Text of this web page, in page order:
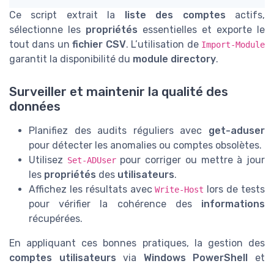
Ce script extrait la liste des comptes actifs,
sélectionne les propriétés essentielles et exporte le
tout dans unfichier CSV. L’utilisation de Import-Module
garantit la disponibilité du module directory.
Surveiller et maintenir la qualité des
données
Planifiez des audits réguliers avec get-aduser
pour détecter les anomalies ou comptes obsolètes.
Utilisez Set-ADUserpour corriger ou mettre à jour
les propriétés des utilisateurs.
Affichez les résultats avecWrite-Host lors de tests
pour vérifier la cohérence des informations
récupérées.
En appliquant ces bonnes pratiques, la gestion des
comptes utilisateurs via Windows PowerShell et